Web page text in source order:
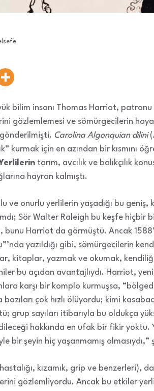
bilim insanı Thomas Harriot,
gözlemlemesi ve sömürgecilerin
Carolina Algonquian dilini
kurmak için en azından bir kısmını
tarım, avcılık ve balıkçılık
hayran kalmıştı.
ve onurlu yerlilerin yaşadığı bu
Sör Walter Raleigh bu keşfe hiçbir
Harriot da görmüştü. Ancak
yazıldığı gibi, sömürgecilerin
kitaplar, yazmak ve okumak,
bu açıdan avantajlıydı. Harriot,
karşı bir komplo kurmuşsa,
çok hızlı ölüyordu; kimi
grup sayıları itibarıyla bu oldukça
hakkında en ufak bir fikir yoktu.
bir şeyin hiç yaşanmamış olmasıydı,”
kızamık, grip ve benzerleri),
gözlemliyordu. Ancak bu etkiler